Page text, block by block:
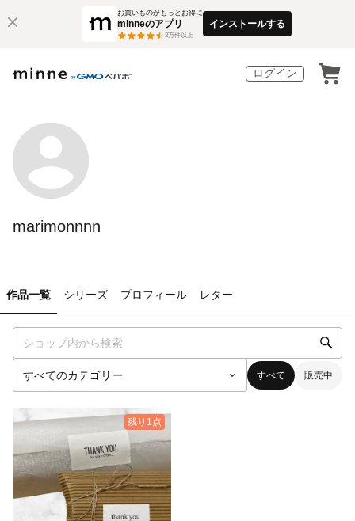
お買いものがもっとお得に
minneのアプリ
3万件以上
インストールする
ログイン
marimonnnn
作品一覧 シリーズ プロフィール レター
すべて 販売中
残り1点